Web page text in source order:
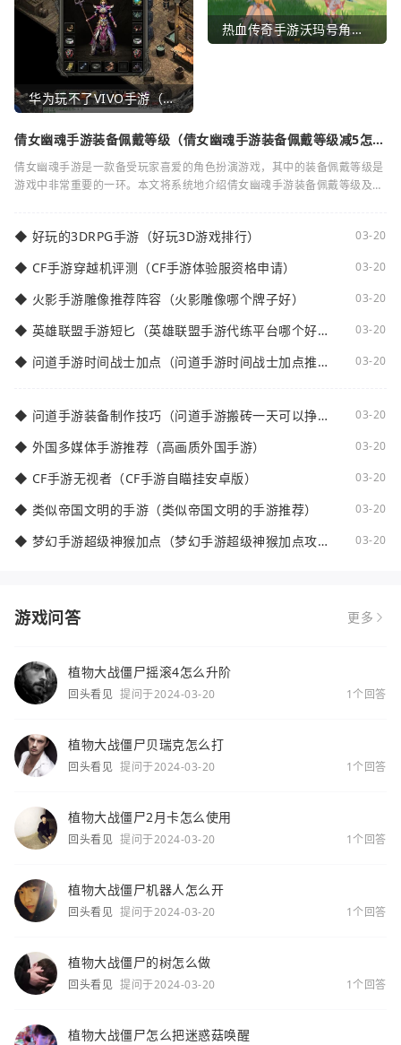
华为玩不了VIVO手游（华为玩不了VIVO手游怎么办）
热血传奇手游沃玛号角（热血传奇沃玛装备隐藏属性）
倩女幽魂手游装备佩戴等级（倩女幽魂手游装备佩戴等级减5怎么
倩女幽魂手游是一款备受玩家喜爱的角色扮演游戏，其中的装备佩戴等级是
游戏中非常重要的一环。本文将系统地介绍倩女幽魂手游装备佩戴等级及其
◆ 好玩的3DRPG手游（好玩3D游戏排行） 03-20
◆ CF手游穿越机评测（CF手游体验服资格申请） 03-20
◆ 火影手游雕像推荐阵容（火影雕像哪个牌子好） 03-20
◆ 英雄联盟手游短匕（英雄联盟手游代练平台哪个好
03-20
◆ 问道手游时间战士加点（问道手游时间战士加点推
03-20
◆ 问道手游装备制作技巧（问道手游搬砖一天可以挣多
03-20
◆ 外国多媒体手游推荐（高画质外国手游） 03-20
◆ CF手游无视者（CF手游自瞄挂安卓版） 03-20
◆ 类似帝国文明的手游（类似帝国文明的手游推荐） 03-20
◆ 梦幻手游超级神猴加点（梦幻手游超级神猴加点攻
03-20
游戏问答 更多
植物大战僵尸摇滚4怎么升阶
回头看见 提问于2024-03-20 1个回答
植物大战僵尸贝瑞克怎么打
回头看见 提问于2024-03-20 1个回答
植物大战僵尸2月卡怎么使用
回头看见 提问于2024-03-20 1个回答
植物大战僵尸机器人怎么开
回头看见 提问于2024-03-20 1个回答
植物大战僵尸的树怎么做
回头看见 提问于2024-03-20 1个回答
植物大战僵尸怎么把迷惑菇唤醒